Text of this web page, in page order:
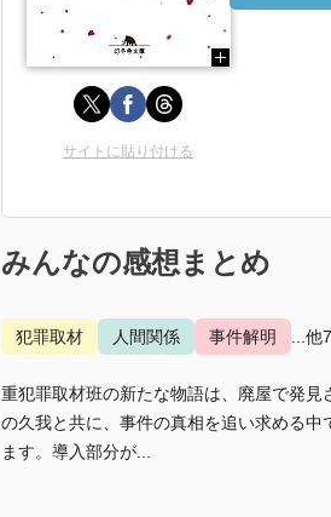
サイトに貼り付ける
みんなの感想まとめ
犯罪取材 人間関係 事件解明 ...他
重犯罪取材班の新たな物語は、廃屋で発
の久我と共に、事件の真相を追い求める
ます。導入部分が...